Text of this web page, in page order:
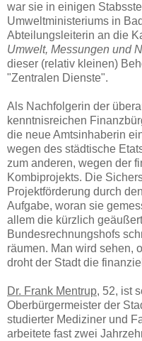
war sie in einigen
Umweltministeriums in
Abteilungsleiterin an die
Umwelt, Messungen und
dieser (relativ kleinen)
"Zentralen Dienste".
Als Nachfolgerin der
kenntnisreichen
die neue Amtsinhaberin
wegen des städtische
zum anderen, wegen der
Kombiprojekts. Die
Projektförderung durch
Aufgabe, woran sie
allem die kürzlich
Bundesrechnungshofs
räumen. Man wird sehen,
droht der Stadt die
Dr. Frank Mentrup, 52, ist
Oberbürgermeister der
studierter Mediziner und
arbeitete fast zwei